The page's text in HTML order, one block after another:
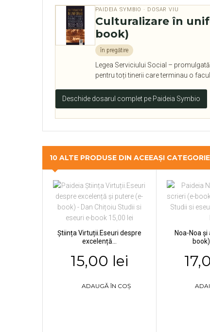
PAIDEIA SYMBIO · DOSAR VIU
Culturalizare în
book)
în pregătire
Legea Serviciului Social –
pentru toți tinerii care terminau o
Deschide dosarul complet pe Paideia Symbio
10 ALTE PRODUSE DIN ACEEAȘI CATEGORIE
Știința Virtuții.Eseuri despre
excelență...
15,00 lei
ADAUGĂ ÎN COȘ
Noa-Noa
book)